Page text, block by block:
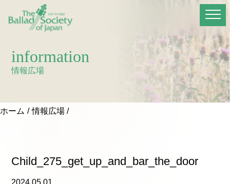
information
情報広場
ホーム 情報広場
Child_275_get_up_and_bar_the_door